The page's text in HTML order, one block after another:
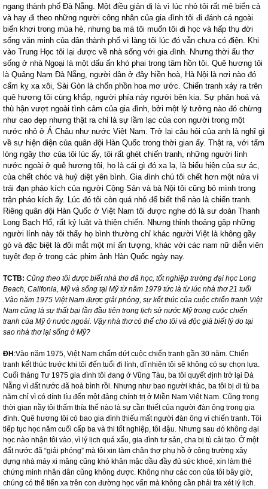
ngang thành phố Đà Nẵng. Một điều giản dị là vì lúc nhỏ tôi rất mê biển cả
và hay đi theo những người công nhân của gia đình tôi đi đánh cá ngoài
biển khơi trong mùa hè, nhưng ba má tôi muốn tôi đi học và hấp thụ đời
sống văn minh của dân thành phố vì làng tôi lúc đó vẫn chưa có điện. Khi
vào Trung Học tôi lại được về nhà sống với gia đình. Nhưng thời ấu thơ
sống ở nhà Ngoại là một dấu ấn khó phai trong tâm hồn tôi. Quê hương tôi
là Quảng Nam Đà Nẵng, người dân ở đây hiền hoà, Hà Nội là nơi nào đó
cấm kỵ xa xôi, Sài Gòn là chốn phồn hoa mơ ước. Chiến tranh xảy ra trên
quê hương tôi cùng khắp, người phía này người bên kia. Sự phân hoá và
thù hận vượt ngoài tình cảm của gia đình, bởi một lý tưởng nào đó chừng
như cao đẹp nhưng thật ra chỉ là sự lầm lạc của con người trong một
nước nhỏ ở Á Châu như nước Việt Nam. Trở lại câu hỏi của anh là nghĩ gì
về sự hiện diện của quân đội Hàn Quốc trong thời gian ấy. Thật ra, với tấm
lòng ngây thơ của tôi lúc ấy, tôi rất ghét chiến tranh, những người lính
nước ngoài ở quê hương tôi, họ là cái gì đó xa lạ, là biểu hiện của sự ác,
của chết chóc và huỷ diệt yên bình. Gia đình chú tôi chết hơn một nửa vì
trái đạn pháo kích của người Cộng Sản và bà Nội tôi cũng bỏ mình trong
trận pháo kích ấy. Lúc đó tôi còn quá nhỏ để biết thế nào là chiến tranh.
Riêng quân đội Hàn Quốc ở Việt Nam tôi được nghe đó là sư đoàn Thanh
Long Bạch Hổ, rất kỷ luật và thiện chiến. Nhưng thỉnh thoảng gặp những
người lính này tôi thấy họ bình thường chỉ khác người Việt là không gầy
gò và đặc biệt là đôi mắt một mí ấn tượng, khác với các nam nữ diễn viên
tuyệt đẹp ở trong các phim ảnh Hàn Quốc ngày nay.
TCTB: Cũng theo tôi được biết nhà thơ đã học, tốt nghiệp trường đại học Long
Beach, Califonia, Mỹ và sống tại Mỹ từ năm 1979 tức là từ lúc nhà thơ 21 tuổi
.Vào năm 1975 Việt Nam được giải phóng, sự kết thúc của cuộc chiến tranh Việt
Nam cũng là sự thất bại lần đầu tiên trong lịch sử nước Mỹ trong cuộc chiến
tranh của Mỹ ở nước ngoài. Vậy nhà thơ có thể cho tôi và độc giả biết lý do tại
sao nhà thơ lại sống ở Mỹ?
ĐH :Vào năm 1975, Việt Nam chấm dứt cuộc chiến tranh gần 30 năm. Chiến
tranh kết thúc trước khi tôi đến tuổi đi lính, dĩ nhiên tôi sẽ không có sự chọn lựa.
Cuối tháng Tư 1975 gia đình tôi đang ở Vũng Tàu, ba tôi quyết định trở lại Đà
Nẵng vì đất nước đã hoà bình rồi. Nhưng như bao người khác, ba tôi bị đi tù ba
năm chỉ vì có dính líu đến một đảng chính trị ở Miền Nam Việt Nam. Cũng trong
thời gian nầy tôi thấm thía thế nào là sự cần thiết của người đàn ông trong gia
đình. Quê hương tôi có bao gia đình thiếu mất người đàn ông vì chiến tranh. Tôi
tiếp tục học năm cuối cấp ba và thi tốt nghiệp, tôi đậu. Nhưng sau đó không đại
học nào nhận tôi vào, vì lý lịch quá xấu, gia đình tư sản, cha bị tù cải tạo. Ở một
đất nước đã “giải phóng” mà tôi xin làm chân thợ phụ hồ ở công trường xây
dựng nhà máy xi măng cũng khó khăn mặc dầu đầy đủ sức khoẻ, xin làm thẻ
chứng minh nhân dân cũng không được. Không như các con của tôi bây giờ,
chúng có thể tiến xa trên con đường học vấn mà không cần phải tra xét lý lịch.